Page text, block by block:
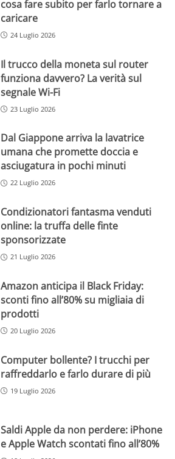
cosa fare subito per farlo tornare a
caricare
24 Luglio 2026
Il trucco della moneta sul router
funziona davvero? La verità sul
segnale Wi-Fi
23 Luglio 2026
Dal Giappone arriva la lavatrice
umana che promette doccia e
asciugatura in pochi minuti
22 Luglio 2026
Condizionatori fantasma venduti
online: la truffa delle finte
sponsorizzate
21 Luglio 2026
Amazon anticipa il Black Friday:
sconti fino all’80% su migliaia di
prodotti
20 Luglio 2026
Computer bollente? I trucchi per
raffreddarlo e farlo durare di più
19 Luglio 2026
Saldi Apple da non perdere: iPhone
e Apple Watch scontati fino all’80%